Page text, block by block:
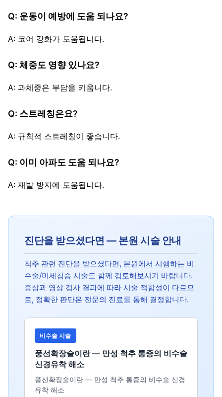
Q: 운동이 예방에 도움 되나요?
A: 코어 강화가 도움됩니다.
Q: 체중도 영향 있나요?
A: 과체중은 부담을 키웁니다.
Q: 스트레칭은요?
A: 규칙적 스트레칭이 좋습니다.
Q: 이미 아파도 도움 되나요?
A: 재발 방지에 도움됩니다.
진단을 받으셨다면 — 본원 시술 안내
척추 관련 진단을 받으셨다면, 본원에서 시행하는 비
수술/미세침습 시술도 함께 검토해보시기 바랍니다.
증상과 영상 검사 결과에 따라 시술 적합성이 다르므
로, 정확한 판단은 전문의 진료를 통해 결정합니다.
비수술 시술
풍선확장술이란 — 만성 척추 통증의 비수술
신경유착 해소
풍선확장술이란 — 만성 척추 통증의 비수술 신경
유착 해소